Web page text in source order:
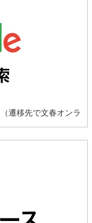
（遷移先で文春オンラ